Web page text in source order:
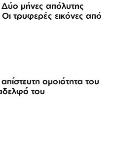
μήνες απόλυτης
Οι τρυφερές εικόνες από
ομοιότητα του
του